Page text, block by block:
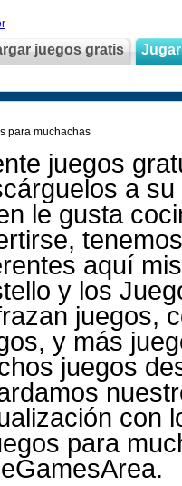
juegos gratis
para muchachas
juegos
a
le gusta
aquí
y los
juegos,
y más
juegos
con
para